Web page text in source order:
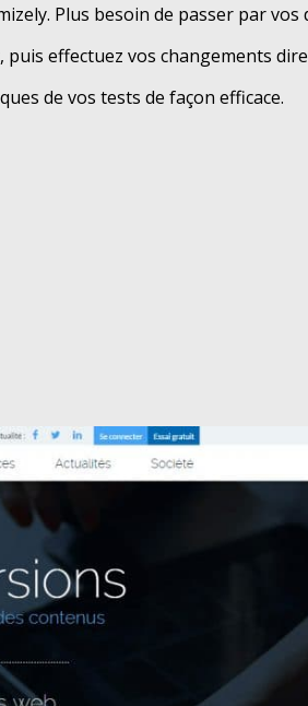
Plus besoin de passer par vos
effectuez vos changements
de vos tests de façon efficace.